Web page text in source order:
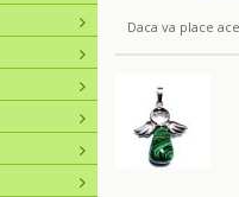
Daca va place